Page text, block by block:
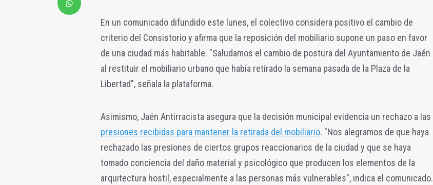
En un comunicado difundido este lunes, el colectivo considera positivo el cambio de
criterio del Consistorio y afirma que la reposición del mobiliario supone un paso en favor
de una ciudad más habitable. "Saludamos el cambio de postura del Ayuntamiento de Jaén
al restituir el mobiliario urbano que había retirado la semana pasada de la Plaza de la
Libertad", señala la plataforma.
Asimismo, Jaén Antirracista asegura que la decisión municipal evidencia un rechazo a las
presiones recibidas para mantener la retirada del mobiliario. "Nos alegramos de que haya
rechazado las presiones de ciertos grupos reaccionarios de la ciudad y que se haya
tomado conciencia del daño material y psicológico que producen los elementos de la
arquitectura hostil, especialmente a las personas más vulnerables", indica el comunicado.